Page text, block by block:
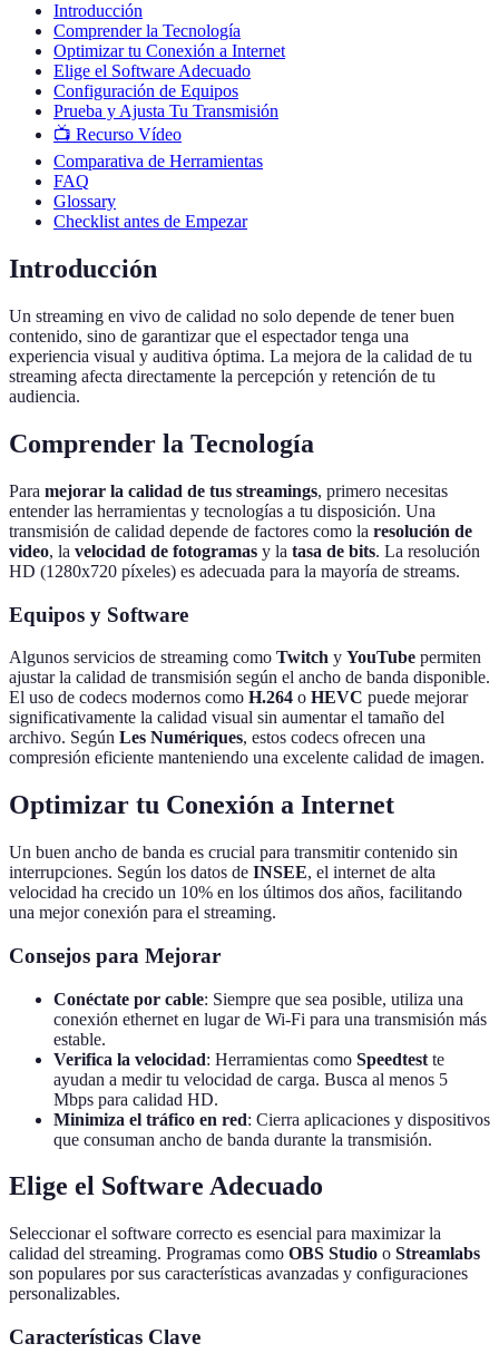
Introducción
Comprender la Tecnología
Optimizar tu Conexión a Internet
Elige el Software Adecuado
Configuración de Equipos
Prueba y Ajusta Tu Transmisión
📺 Recurso Vídeo
Comparativa de Herramientas
FAQ
Glossary
Checklist antes de Empezar
Introducción
Un streaming en vivo de calidad no solo depende de tener buen
contenido, sino de garantizar que el espectador tenga una
experiencia visual y auditiva óptima. La mejora de la calidad de tu
streaming afecta directamente la percepción y retención de tu
audiencia.
Comprender la Tecnología
Para mejorar la calidad de tus streamings, primero necesitas
entender las herramientas y tecnologías a tu disposición. Una
transmisión de calidad depende de factores como la resolución de
video, la velocidad de fotogramas y la tasa de bits. La resolución
HD (1280x720 píxeles) es adecuada para la mayoría de streams.
Equipos y Software
Algunos servicios de streaming como Twitch y YouTube permiten
ajustar la calidad de transmisión según el ancho de banda disponible.
El uso de codecs modernos como H.264 o HEVC puede mejorar
significativamente la calidad visual sin aumentar el tamaño del
archivo. Según Les Numériques, estos codecs ofrecen una
compresión eficiente manteniendo una excelente calidad de imagen.
Optimizar tu Conexión a Internet
Un buen ancho de banda es crucial para transmitir contenido sin
interrupciones. Según los datos de INSEE, el internet de alta
velocidad ha crecido un 10% en los últimos dos años, facilitando
una mejor conexión para el streaming.
Consejos para Mejorar
Conéctate por cable: Siempre que sea posible, utiliza una
conexión ethernet en lugar de Wi-Fi para una transmisión más
estable.
Verifica la velocidad: Herramientas como Speedtest te
ayudan a medir tu velocidad de carga. Busca al menos 5
Mbps para calidad HD.
Minimiza el tráfico en red: Cierra aplicaciones y dispositivos
que consuman ancho de banda durante la transmisión.
Elige el Software Adecuado
Seleccionar el software correcto es esencial para maximizar la
calidad del streaming. Programas como OBS Studio o Streamlabs
son populares por sus características avanzadas y configuraciones
personalizables.
Características Clave